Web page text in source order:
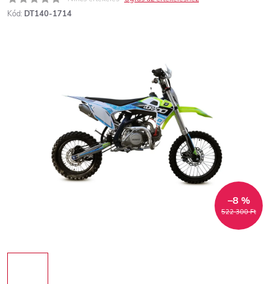
Kód: DT140-1714
522 300 Ft
–8 %